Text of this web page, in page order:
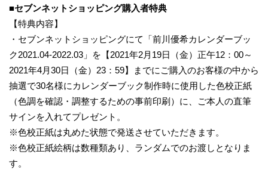
■セブンネットショッピング購入者特典
【特典内容】
・セブンネットショッピングにて「前川優希カレンダーブッ
ク2021.04-2022.03」を【2021年2月19日（金）正午12：00～
2021年4月30日（金）23：59】までにご購入のお客様の中から
抽選で30名様にカレンダーブック制作時に使用した色校正紙
（色調を確認・調整するための事前印刷）に、ご本人の直筆
サインを入れてプレゼント。
※色校正紙は丸めた状態で発送させていただきます。
※色校正紙絵柄は数種類あり、ランダムでのお渡しとなりま
す。